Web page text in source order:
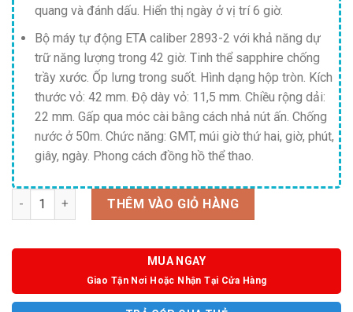
quang và đánh dấu. Hiển thị ngày ở vị trí 6 giờ.
Bộ máy tự động ETA caliber 2893-2 với khả năng dự
trữ năng lượng trong 42 giờ. Tinh thể sapphire chống
trầy xước. Ốp lưng trong suốt. Hình dạng hộp tròn. Kích
thước vỏ: 42 mm. Độ dày vỏ: 11,5 mm. Chiều rộng dải:
22 mm. Gấp qua móc cài bằng cách nhả nút ấn. Chống
nước ở 50m. Chức năng: GMT, múi giờ thứ hai, giờ, phút,
giây, ngày. Phong cách đồng hồ thể thao.
Số lượng THÊM VÀO GIỎ HÀNG
MUA NGAY
Giao Tận Nơi Hoặc Nhận Tại Cửa Hàng